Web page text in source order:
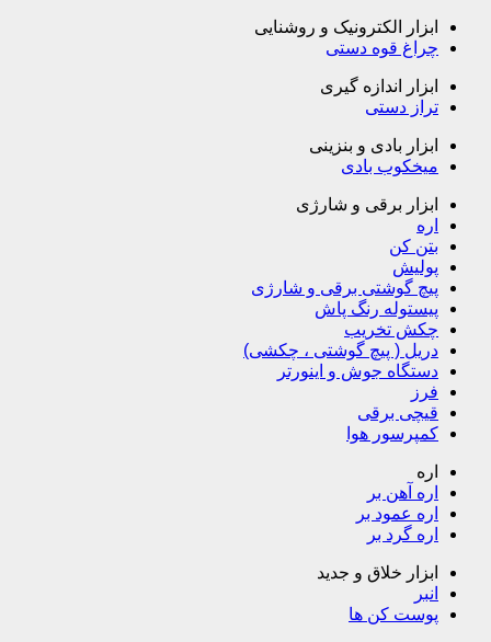
ابزار الکترونیک و روشنایی
چراغ قوه دستی
ابزار اندازه گیری
تراز دستی
ابزار بادی و بنزینی
میخکوب بادی
ابزار برقی و شارژی
اره
بتن کن
پولیش
پیچ گوشتی برقی و شارژی
پیستوله رنگ پاش
چکش تخریب
دریل ( پیچ گوشتی ، چکشی)
دستگاه جوش و اینورتر
فرز
قیچی برقی
کمپرسور هوا
اره
اره آهن بر
اره عمود بر
اره گرد بر
ابزار خلاق و جدید
انبر
پوست کن ها